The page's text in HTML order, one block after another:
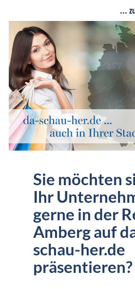
...
Sie möchten
Ihr
gerne in der
Amberg auf
schau-her.de
präsentieren?